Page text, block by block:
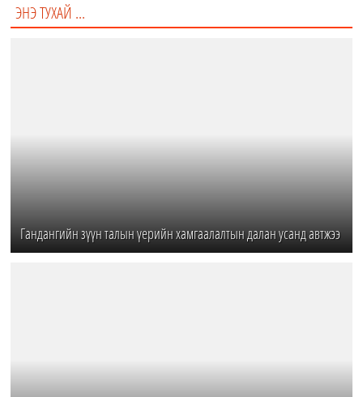
ЭНЭ ТУХАЙ ...
Гандангийн зүүн талын үерийн хамгаалалтын далан усанд автжээ